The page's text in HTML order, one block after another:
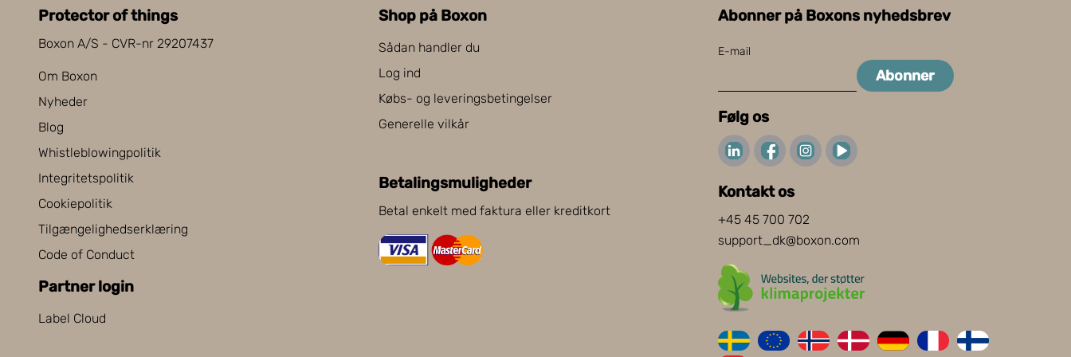
Protector of things
Boxon A/S - CVR-nr 29207437
Om Boxon
Nyheder
Blog
Whistleblowingpolitik
Integritetspolitik
Cookiepolitik
Tilgængelighedserklæring
Code of Conduct
Partner login
Label Cloud
Shop på Boxon
Sådan handler du
Log ind
Købs- og leveringsbetingelser
Generelle vilkår
Betalingsmuligheder
Betal enkelt med faktura eller kreditkort
Abonner på Boxons nyhedsbrev
E-mail
Abonner
Følg os
Kontakt os
+45 45 700 702
support_dk@boxon.com